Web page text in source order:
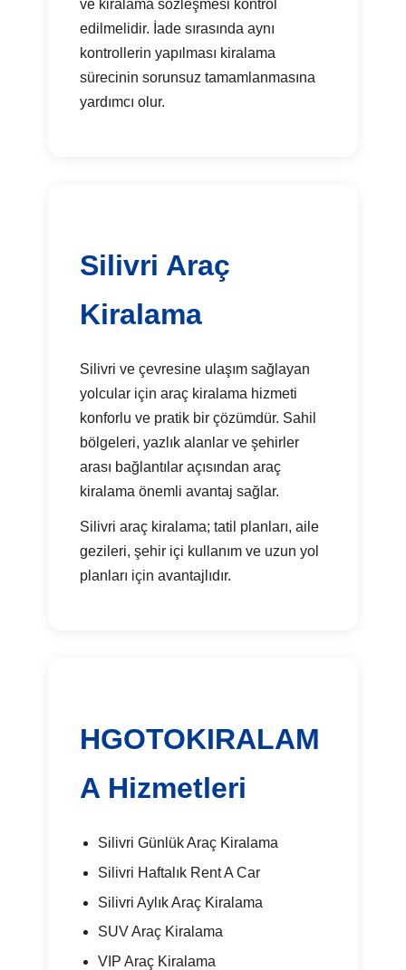
ve kiralama sözleşmesi kontrol
edilmelidir. İade sırasında aynı
kontrollerin yapılması kiralama
sürecinin sorunsuz tamamlanmasına
yardımcı olur.
Silivri Araç
Kiralama
Silivri ve çevresine ulaşım sağlayan
yolcular için araç kiralama hizmeti
konforlu ve pratik bir çözümdür. Sahil
bölgeleri, yazlık alanlar ve şehirler
arası bağlantılar açısından araç
kiralama önemli avantaj sağlar.
Silivri araç kiralama; tatil planları, aile
gezileri, şehir içi kullanım ve uzun yol
planları için avantajlıdır.
HGOTOKIRALAM
A Hizmetleri
Silivri Günlük Araç Kiralama
Silivri Haftalık Rent A Car
Silivri Aylık Araç Kiralama
SUV Araç Kiralama
VIP Araç Kiralama